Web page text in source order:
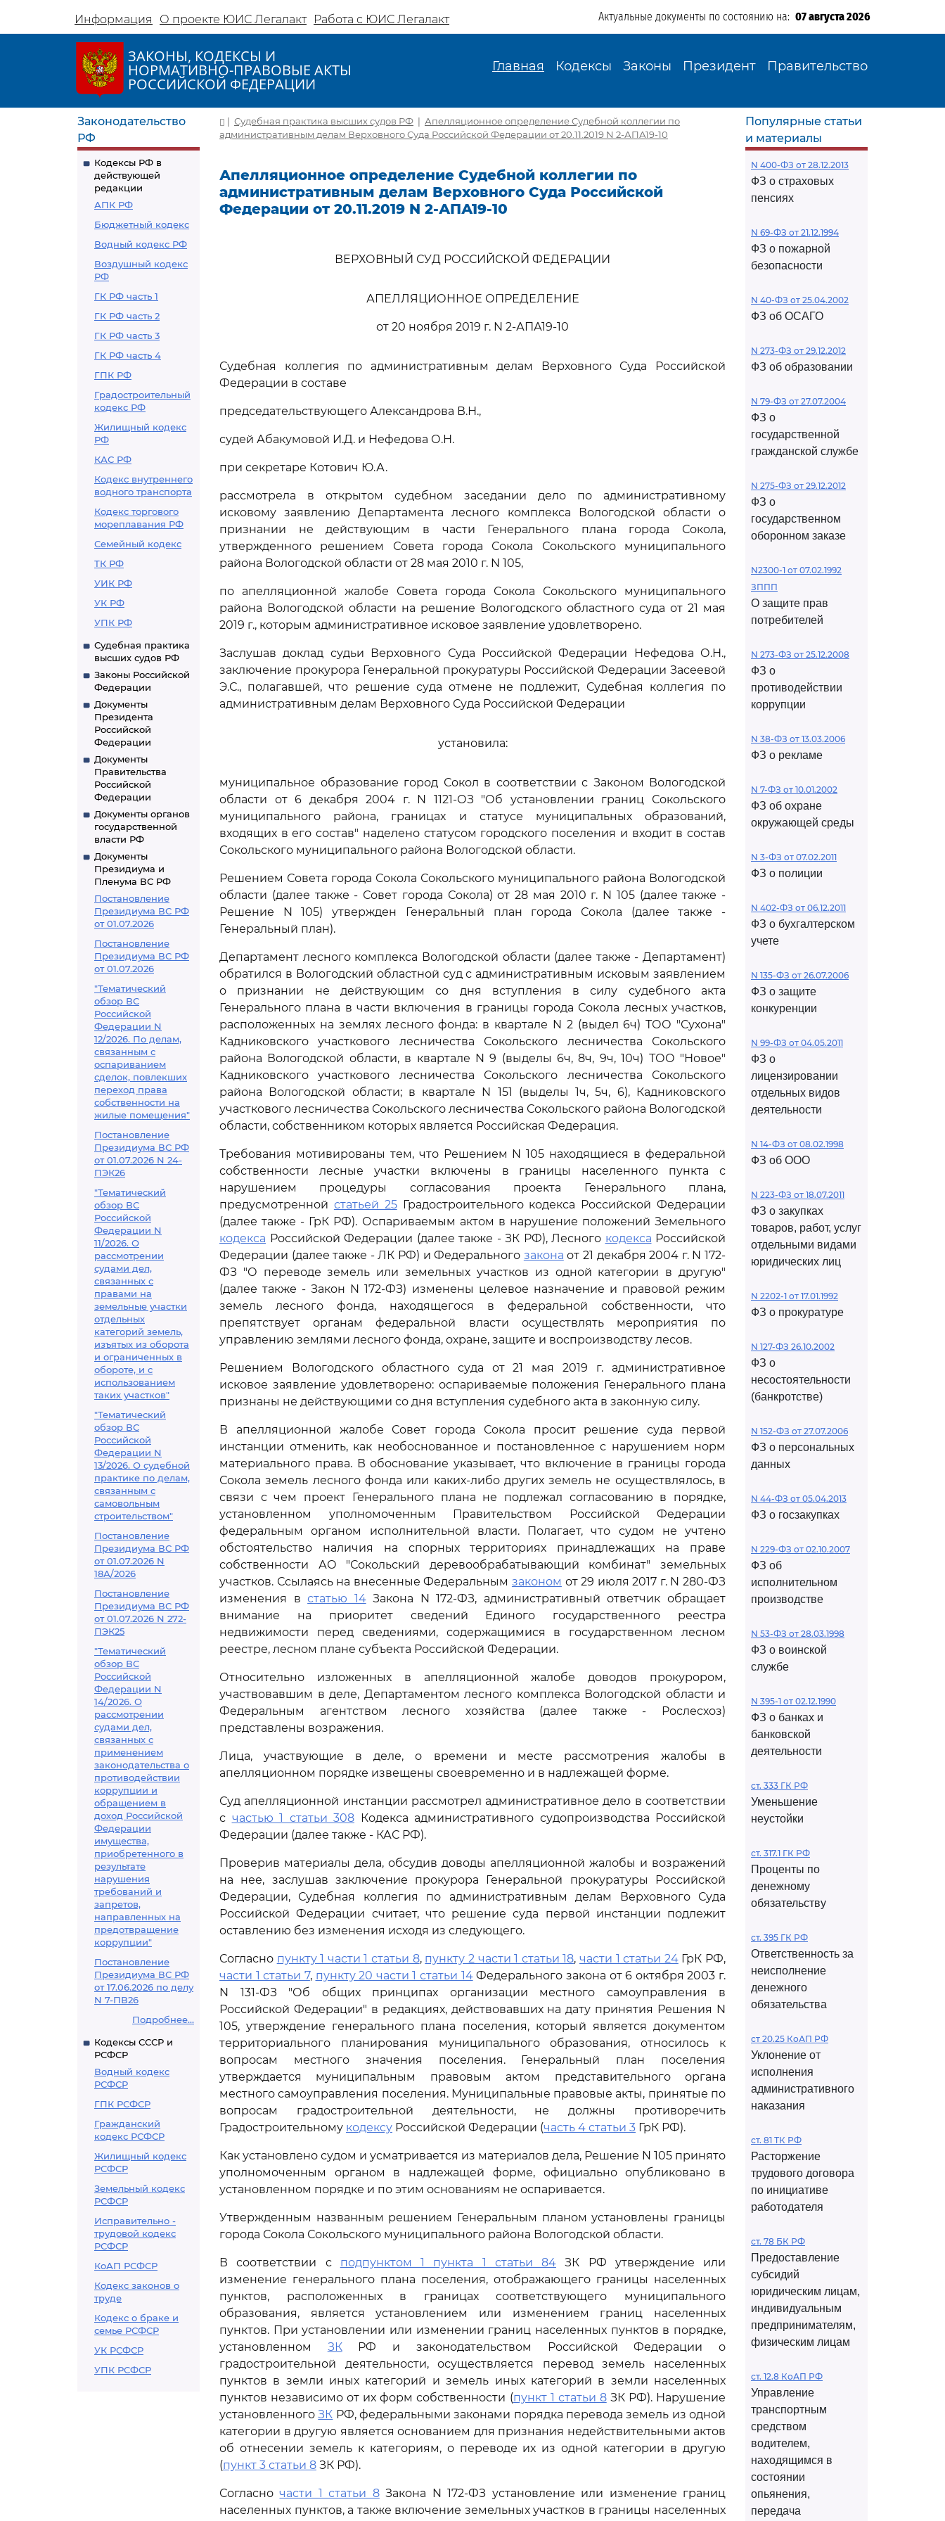
Информация О проекте ЮИС Легалакт Работа с ЮИС Легалакт Актуальные документы по состоянию на: 07 августа 2026
ЗАКОНЫ, КОДЕКСЫ И
НОРМАТИВНО-ПРАВОВЫЕ АКТЫ
РОССИЙСКОЙ ФЕДЕРАЦИИ
Главная Кодексы Законы Президент Правительство
Законодательство
РФ
Кодексы РФ в
действующей
редакции
АПК РФ
Бюджетный кодекс
Водный кодекс РФ
Воздушный кодекс
РФ
ГК РФ часть 1
ГК РФ часть 2
ГК РФ часть 3
ГК РФ часть 4
ГПК РФ
Градостроительный
кодекс РФ
Жилищный кодекс
РФ
КАС РФ
Кодекс внутреннего
водного транспорта
Кодекс торгового
мореплавания РФ
Семейный кодекс
ТК РФ
УИК РФ
УК РФ
УПК РФ
Судебная практика
высших судов РФ
Законы Российской
Федерации
Документы
Президента
Российской
Федерации
Документы
Правительства
Российской
Федерации
Документы органов
государственной
власти РФ
Документы
Президиума и
Пленума ВС РФ
Постановление
Президиума ВС РФ
от 01.07.2026
Постановление
Президиума ВС РФ
от 01.07.2026
"Тематический
обзор ВС
Российской
Федерации N
12/2026. По делам,
связанным с
оспариванием
сделок, повлекших
переход права
собственности на
жилые помещения"
Постановление
Президиума ВС РФ
от 01.07.2026 N 24-
ПЭК26
"Тематический
обзор ВС
Российской
Федерации N
11/2026. О
рассмотрении
судами дел,
связанных с
правами на
земельные участки
отдельных
категорий земель,
изъятых из оборота
и ограниченных в
обороте, и с
использованием
таких участков"
"Тематический
обзор ВС
Российской
Федерации N
13/2026. О судебной
практике по делам,
связанным с
самовольным
строительством"
Постановление
Президиума ВС РФ
от 01.07.2026 N
18А/2026
Постановление
Президиума ВС РФ
от 01.07.2026 N 272-
ПЭК25
"Тематический
обзор ВС
Российской
Федерации N
14/2026. О
рассмотрении
судами дел,
связанных с
применением
законодательства о
противодействии
коррупции и
обращением в
доход Российской
Федерации
имущества,
приобретенного в
результате
нарушения
требований и
запретов,
направленных на
предотвращение
коррупции"
Постановление
Президиума ВС РФ
от 17.06.2026 по делу
N 7-ПВ26
Подробнее...
Кодексы СССР и
РСФСР
Водный кодекс
РСФСР
ГПК РСФСР
Гражданский
кодекс РСФСР
Жилищный кодекс
РСФСР
Земельный кодекс
РСФСР
Исправительно -
трудовой кодекс
РСФСР
КоАП РСФСР
Кодекс законов о
труде
Кодекс о браке и
семье РСФСР
УК РСФСР
УПК РСФСР
| Судебная практика высших судов РФ | Апелляционное определение Судебной коллегии по
административным делам Верховного Суда Российской Федерации от 20.11.2019 N 2-АПА19-10
Апелляционное определение Судебной коллегии по
административным делам Верховного Суда Российской
Федерации от 20.11.2019 N 2-АПА19-10
ВЕРХОВНЫЙ СУД РОССИЙСКОЙ ФЕДЕРАЦИИ
АПЕЛЛЯЦИОННОЕ ОПРЕДЕЛЕНИЕ
от 20 ноября 2019 г. N 2-АПА19-10
Судебная коллегия по административным делам Верховного Суда Российской
Федерации в составе
председательствующего Александрова В.Н.,
судей Абакумовой И.Д. и Нефедова О.Н.
при секретаре Котович Ю.А.
рассмотрела в открытом судебном заседании дело по административному
исковому заявлению Департамента лесного комплекса Вологодской области о
признании не действующим в части Генерального плана города Сокола,
утвержденного решением Совета города Сокола Сокольского муниципального
района Вологодской области от 28 мая 2010 г. N 105,
по апелляционной жалобе Совета города Сокола Сокольского муниципального
района Вологодской области на решение Вологодского областного суда от 21 мая
2019 г., которым административное исковое заявление удовлетворено.
Заслушав доклад судьи Верховного Суда Российской Федерации Нефедова О.Н.,
заключение прокурора Генеральной прокуратуры Российской Федерации Засеевой
Э.С., полагавшей, что решение суда отмене не подлежит, Судебная коллегия по
административным делам Верховного Суда Российской Федерации
установила:
муниципальное образование город Сокол в соответствии с Законом Вологодской
области от 6 декабря 2004 г. N 1121-ОЗ "Об установлении границ Сокольского
муниципального района, границах и статусе муниципальных образований,
входящих в его состав" наделено статусом городского поселения и входит в состав
Сокольского муниципального района Вологодской области.
Решением Совета города Сокола Сокольского муниципального района Вологодской
области (далее также - Совет города Сокола) от 28 мая 2010 г. N 105 (далее также -
Решение N 105) утвержден Генеральный план города Сокола (далее также -
Генеральный план).
Департамент лесного комплекса Вологодской области (далее также - Департамент)
обратился в Вологодский областной суд с административным исковым заявлением
о признании не действующим со дня вступления в силу судебного акта
Генерального плана в части включения в границы города Сокола лесных участков,
расположенных на землях лесного фонда: в квартале N 2 (выдел 6ч) ТОО "Сухона"
Кадниковского участкового лесничества Сокольского лесничества Сокольского
района Вологодской области, в квартале N 9 (выделы 6ч, 8ч, 9ч, 10ч) ТОО "Новое"
Кадниковского участкового лесничества Сокольского лесничества Сокольского
района Вологодской области; в квартале N 151 (выделы 1ч, 5ч, 6), Кадниковского
участкового лесничества Сокольского лесничества Сокольского района Вологодской
области, собственником которых является Российская Федерация.
Требования мотивированы тем, что Решением N 105 находящиеся в федеральной
собственности лесные участки включены в границы населенного пункта с
нарушением процедуры согласования проекта Генерального плана,
предусмотренной статьей 25Градостроительного кодекса Российской Федерации
(далее также - ГрК РФ). Оспариваемым актом в нарушение положений Земельного
кодекса Российской Федерации (далее также - ЗК РФ), Лесного кодекса Российской
Федерации (далее также - ЛК РФ) и Федерального закона от 21 декабря 2004 г. N 172-
ФЗ "О переводе земель или земельных участков из одной категории в другую"
(далее также - Закон N 172-ФЗ) изменены целевое назначение и правовой режим
земель лесного фонда, находящегося в федеральной собственности, что
препятствует органам федеральной власти осуществлять мероприятия по
управлению землями лесного фонда, охране, защите и воспроизводству лесов.
Решением Вологодского областного суда от 21 мая 2019 г. административное
исковое заявление удовлетворено: оспариваемые положения Генерального плана
признаны не действующими со дня вступления судебного акта в законную силу.
В апелляционной жалобе Совет города Сокола просит решение суда первой
инстанции отменить, как необоснованное и постановленное с нарушением норм
материального права. В обоснование указывает, что включение в границы города
Сокола земель лесного фонда или каких-либо других земель не осуществлялось, в
связи с чем проект Генерального плана не подлежал согласованию в порядке,
установленном уполномоченным Правительством Российской Федерации
федеральным органом исполнительной власти. Полагает, что судом не учтено
обстоятельство наличия на спорных территориях принадлежащих на праве
собственности АО "Сокольский деревообрабатывающий комбинат" земельных
участков. Ссылаясь на внесенные Федеральным законом от 29 июля 2017 г. N 280-ФЗ
изменения встатью 14Закона N 172-ФЗ, административный ответчик обращает
внимание на приоритет сведений Единого государственного реестра
недвижимости перед сведениями, содержащимися в государственном лесном
реестре, лесном плане субъекта Российской Федерации.
Относительно изложенных в апелляционной жалобе доводов прокурором,
участвовавшим в деле, Департаментом лесного комплекса Вологодской области и
Федеральным агентством лесного хозяйства (далее также - Рослесхоз)
представлены возражения.
Лица, участвующие в деле, о времени и месте рассмотрения жалобы в
апелляционном порядке извещены своевременно и в надлежащей форме.
Суд апелляционной инстанции рассмотрел административное дело в соответствии
с частью 1 статьи 308 Кодекса административного судопроизводства Российской
Федерации (далее также - КАС РФ).
Проверив материалы дела, обсудив доводы апелляционной жалобы и возражений
на нее, заслушав заключение прокурора Генеральной прокуратуры Российской
Федерации, Судебная коллегия по административным делам Верховного Суда
Российской Федерации считает, что решение суда первой инстанции подлежит
оставлению без изменения исходя из следующего.
Согласно пункту 1 части 1 статьи 8, пункту 2 части 1 статьи 18, части 1 статьи 24ГрК РФ,
части 1 статьи 7, пункту 20 части 1 статьи 14Федерального закона от 6 октября 2003 г.
N 131-ФЗ "Об общих принципах организации местного самоуправления в
Российской Федерации" в редакциях, действовавших на дату принятия Решения N
105, утверждение генерального плана поселения, который является документом
территориального планирования муниципального образования, относилось к
вопросам местного значения поселения. Генеральный план поселения
утверждается муниципальным правовым актом представительного органа
местного самоуправления поселения. Муниципальные правовые акты, принятые по
вопросам градостроительной деятельности, не должны противоречить
Градостроительному кодексу Российской Федерации (часть 4 статьи 3 ГрК РФ).
Как установлено судом и усматривается из материалов дела, Решение N 105 принято
уполномоченным органом в надлежащей форме, официально опубликовано в
установленном порядке и по этим основаниям не оспаривается.
Утвержденным названным решением Генеральным планом установлены границы
города Сокола Сокольского муниципального района Вологодской области.
В соответствии с подпунктом 1 пункта 1 статьи 84 ЗК РФ утверждение или
изменение генерального плана поселения, отображающего границы населенных
пунктов, расположенных в границах соответствующего муниципального
образования, является установлением или изменением границ населенных
пунктов. При установлении или изменении границ населенных пунктов в порядке,
установленном ЗКРФ и законодательством Российской Федерации о
градостроительной деятельности, осуществляется перевод земель населенных
пунктов в земли иных категорий и земель иных категорий в земли населенных
пунктов независимо от их форм собственности (пункт 1 статьи 8ЗК РФ). Нарушение
установленногоЗК РФ, федеральными законами порядка перевода земель из одной
категории в другую является основанием для признания недействительными актов
об отнесении земель к категориям, о переводе их из одной категории в другую
(пункт 3 статьи 8 ЗК РФ).
Согласночасти 1 статьи 8Закона N 172-ФЗ установление или изменение границ
населенных пунктов, а также включение земельных участков в границы населенных
Популярные статьи
и материалы
N 400-ФЗ от 28.12.2013
ФЗ о страховых
пенсиях
N 69-ФЗ от 21.12.1994
ФЗ о пожарной
безопасности
N 40-ФЗ от 25.04.2002
ФЗ об ОСАГО
N 273-ФЗ от 29.12.2012
ФЗ об образовании
N 79-ФЗ от 27.07.2004
ФЗ о
государственной
гражданской службе
N 275-ФЗ от 29.12.2012
ФЗ о
государственном
оборонном заказе
N2300-1 от 07.02.1992
ЗППП
О защите прав
потребителей
N 273-ФЗ от 25.12.2008
ФЗ о
противодействии
коррупции
N 38-ФЗ от 13.03.2006
ФЗ о рекламе
N 7-ФЗ от 10.01.2002
ФЗ об охране
окружающей среды
N 3-ФЗ от 07.02.2011
ФЗ о полиции
N 402-ФЗ от 06.12.2011
ФЗ о бухгалтерском
учете
N 135-ФЗ от 26.07.2006
ФЗ о защите
конкуренции
N 99-ФЗ от 04.05.2011
ФЗ о
лицензировании
отдельных видов
деятельности
N 14-ФЗ от 08.02.1998
ФЗ об ООО
N 223-ФЗ от 18.07.2011
ФЗ о закупках
товаров, работ, услуг
отдельными видами
юридических лиц
N 2202-1 от 17.01.1992
ФЗ о прокуратуре
N 127-ФЗ 26.10.2002
ФЗ о
несостоятельности
(банкротстве)
N 152-ФЗ от 27.07.2006
ФЗ о персональных
данных
N 44-ФЗ от 05.04.2013
ФЗ о госзакупках
N 229-ФЗ от 02.10.2007
ФЗ об
исполнительном
производстве
N 53-ФЗ от 28.03.1998
ФЗ о воинской
службе
N 395-1 от 02.12.1990
ФЗ о банках и
банковской
деятельности
ст. 333 ГК РФ
Уменьшение
неустойки
ст. 317.1 ГК РФ
Проценты по
денежному
обязательству
ст. 395 ГК РФ
Ответственность за
неисполнение
денежного
обязательства
ст 20.25 КоАП РФ
Уклонение от
исполнения
административного
наказания
ст. 81 ТК РФ
Расторжение
трудового договора
по инициативе
работодателя
ст. 78 БК РФ
Предоставление
субсидий
юридическим лицам,
индивидуальным
предпринимателям,
физическим лицам
ст. 12.8 КоАП РФ
Управление
транспортным
средством
водителем,
находящимся в
состоянии
опьянения,
передача